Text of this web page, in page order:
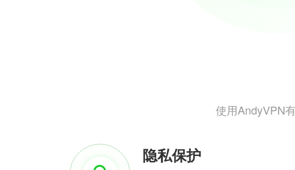
使用AndyVPN
隐私保护